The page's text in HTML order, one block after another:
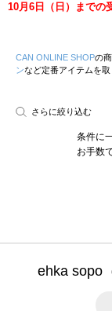
10月6日（日）までの
CAN ONLINE SHOPの
ンなど定番アイテムを取
さらに絞り込む
条件に
お手数
ehka sopo